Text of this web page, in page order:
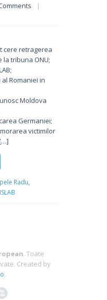
|
cere retragerea
tribuna ONU;
Romaniei in
Moldova
Germaniei;
victimilor
Radu,
. Toate
Created by
.